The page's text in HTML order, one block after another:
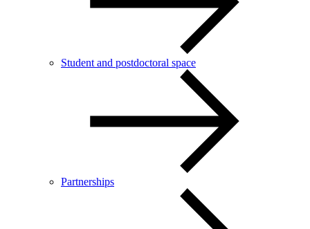
Student and postdoctoral space
Partnerships